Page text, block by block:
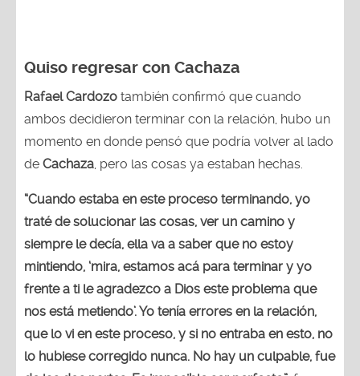
Quiso regresar con Cachaza
Rafael Cardozo también confirmó que cuando
ambos decidieron terminar con la relación, hubo un
momento en donde pensó que podría volver al lado
de Cachaza , pero las cosas ya estaban hechas.
“Cuando estaba en este proceso terminando, yo
traté de solucionar las cosas, ver un camino y
siempre le decía, ella va a saber que no estoy
mintiendo, ‘mira, estamos acá para terminar y yo
frente a ti le agradezco a Dios este problema que
nos está metiendo’. Yo tenía errores en la relación,
que lo vi en este proceso, y si no entraba en esto, no
lo hubiese corregido nunca. No hay un culpable, fue